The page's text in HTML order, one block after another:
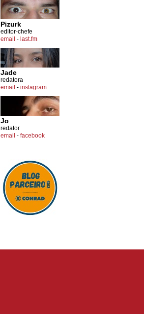
Pizurk
editor-chefe
email - last.fm
Jade
redatora
email - instagram
Jo
redator
email - facebook